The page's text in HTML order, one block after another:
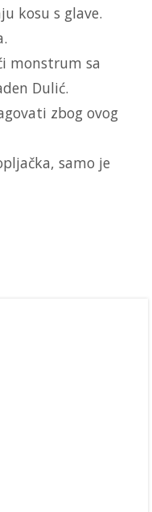
kosu s glave.
monstrum sa
Dulić.
zbog ovog
samo je